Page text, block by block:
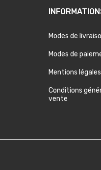
Modes de
Modes de
Mentions légales
Conditions
vente